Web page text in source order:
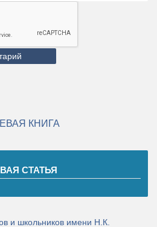
КНИГА
СТАТЬЯ